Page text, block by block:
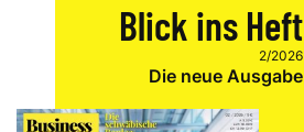
Blick ins Heft
2/2026
Die neue Ausgabe